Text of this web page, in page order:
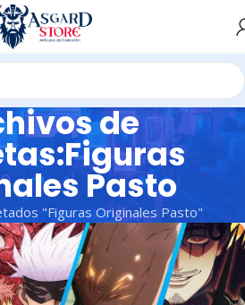
de
Pasto
"Figuras Originales Pasto"